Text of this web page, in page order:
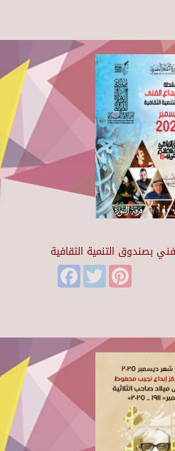
بصندوق التنمية الثقافية
FacebookTwitter